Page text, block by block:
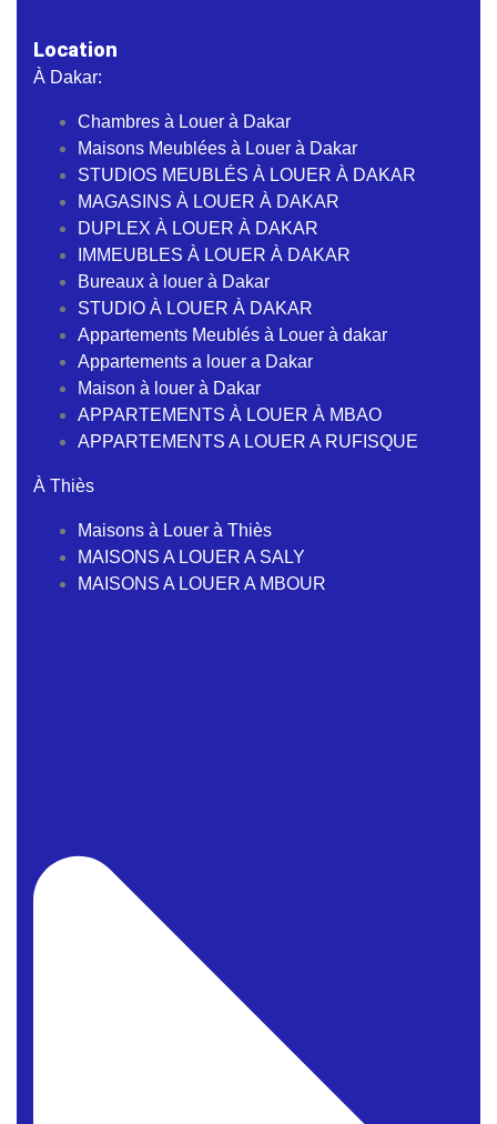
Location
À Dakar:
Chambres à Louer à Dakar
Maisons Meublées à Louer à Dakar
STUDIOS MEUBLÉS À LOUER À DAKAR
MAGASINS À LOUER À DAKAR
DUPLEX À LOUER À DAKAR
IMMEUBLES À LOUER À DAKAR
Bureaux à louer à Dakar
STUDIO À LOUER À DAKAR
Appartements Meublés à Louer à dakar
Appartements a louer a Dakar
Maison à louer à Dakar
APPARTEMENTS À LOUER À MBAO
APPARTEMENTS A LOUER A RUFISQUE
À Thiès
Maisons à Louer à Thiès
MAISONS A LOUER A SALY
MAISONS A LOUER A MBOUR